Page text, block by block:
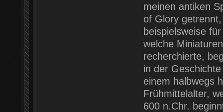
meinen antiken
of Glory
beispielsweise
welche
recherchierte,
in der
einem halbwegs
Frühmittelalter,
600 n.Chr.